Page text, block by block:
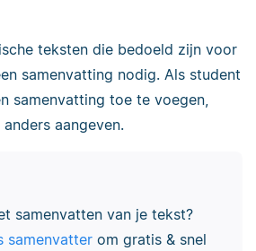
teksten die bedoeld zijn voor
samenvatting nodig. Als student
samenvatting toe te voegen,
aangeven.
samenvatten van je tekst?
samenvatter om gratis & snel